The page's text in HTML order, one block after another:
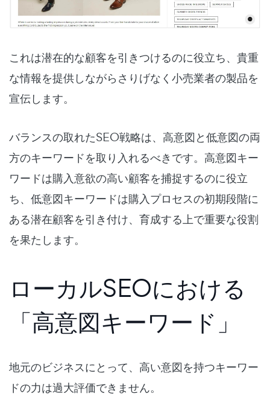
これは潜在的な顧客を引きつけるのに役立ち、貴重
な情報を提供しながらさりげなく小売業者の製品を
宣伝します。
バランスの取れたSEO戦略は、高意図と低意図の両
方のキーワードを取り入れるべきです。高意図キー
ワードは購入意欲の高い顧客を捕捉するのに役立
ち、低意図キーワードは購入プロセスの初期段階に
ある潜在顧客を引き付け、育成する上で重要な役割
を果たします。
ローカルSEOにおける
「高意図キーワード」
地元のビジネスにとって、高い意図を持つキーワー
ドの力は過大評価できません。